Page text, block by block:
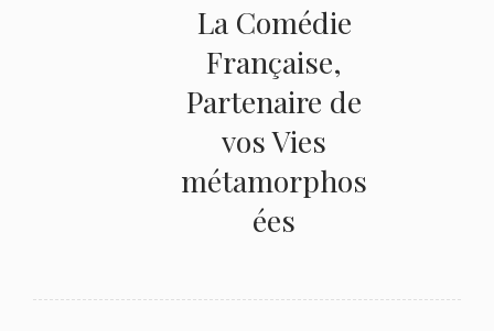
La Comédie
Française,
Partenaire de
vos Vies
métamorphos
ées